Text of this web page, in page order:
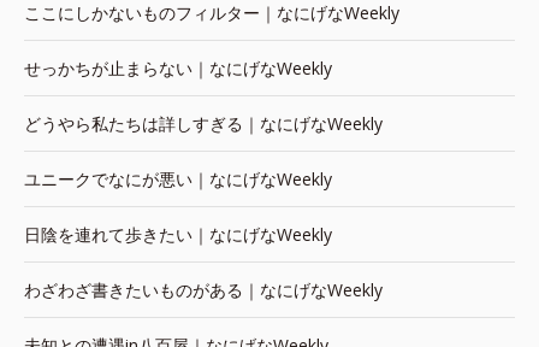
ここにしかないものフィルター｜なにげなWeekly
せっかちが止まらない｜なにげなWeekly
どうやら私たちは詳しすぎる｜なにげなWeekly
ユニークでなにが悪い｜なにげなWeekly
日陰を連れて歩きたい｜なにげなWeekly
わざわざ書きたいものがある｜なにげなWeekly